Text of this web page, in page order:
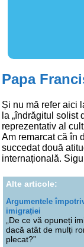
Papa
Și nu mă refer aici
la „îndrăgitul solist
reprezentativ al
Am remarcat că în
succedat două
internațională.
Alte articole:
Argumentele
imigrației
„De ce vă opuneți
dacă atât de mulți
plecat?”